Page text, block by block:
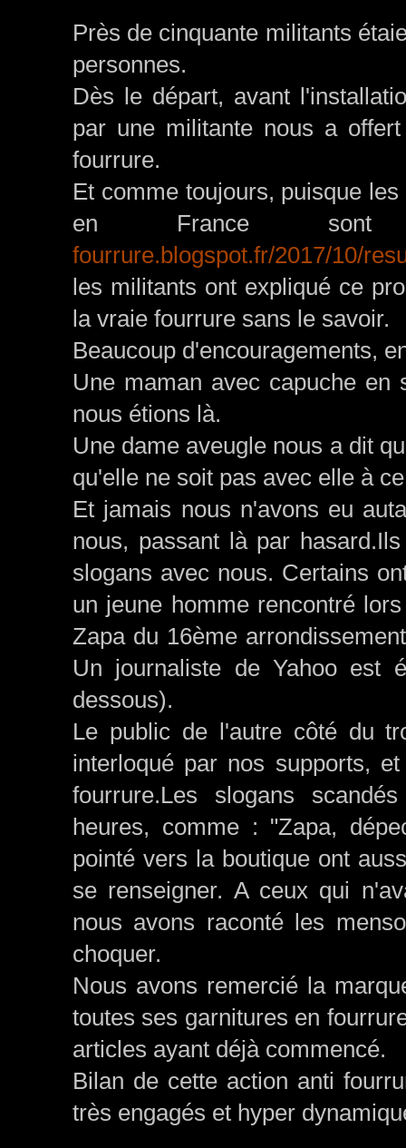
Près de cinquante militants
personnes.
Dès le départ, avant
par une militante nous a
fourrure.
Et comme toujours, puisque
en France sont
fourrure.blogspot.fr/2017/10/
les militants ont expliqué ce
la vraie fourrure sans le savoir.
Beaucoup d'encouragements,
Une maman avec capuche en
nous étions là.
Une dame aveugle nous a dit
qu'elle ne soit pas avec elle à
Et jamais nous n'avons eu
nous, passant là par
slogans avec nous. Certains
un jeune homme rencontré
Zapa du 16ème
Un journaliste de Yahoo est
dessous).
Le public de l'autre côté du
interloqué par nos supports,
fourrure.Les slogans
heures, comme : "Zapa,
pointé vers la boutique ont
se renseigner. A ceux qui
nous avons raconté les
choquer.
Nous avons remercié la
toutes ses garnitures en
articles ayant déjà commencé.
Bilan de cette action anti
très engagés et hyper